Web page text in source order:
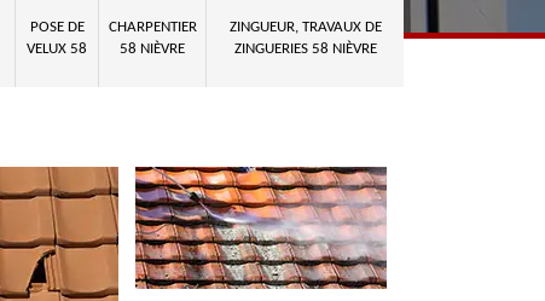
POSE DE
VELUX 58
CHARPENTIER
58 NIÈVRE
ZINGUEUR, TRAVAUX DE
ZINGUERIES 58 NIÈVRE